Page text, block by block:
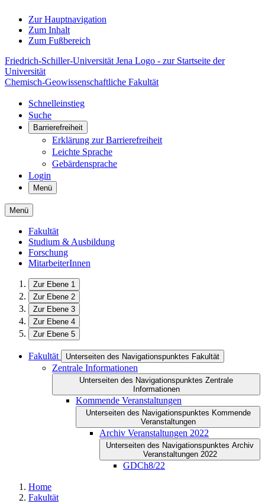
Zur Hauptnavigation
Zum Inhalt
Zum Fußbereich
Friedrich-Schiller-Universität Jena Logo - zur Startseite der
Universität
Chemisch-Geowissenschaftliche Fakultät
Schnelleinstieg
Suche
Barrierefreiheit
Erklärung zur Barrierefreiheit
Leichte Sprache
Gebärdensprache
Login
Menü
Menü
Fakultät
Studium & Ausbildung
Forschung
MitarbeiterInnen
Zur Ebene 1
Zur Ebene 2
Zur Ebene 3
Zur Ebene 4
Zur Ebene 5
Fakultät Unterseiten des Navigationspunktes Fakultät
Zentrale Informationen
Unterseiten des Navigationspunktes Zentrale
Informationen
Kommende Veranstaltungen
Unterseiten des Navigationspunktes Kommende
Veranstaltungen
Archiv Veranstaltungen 2022
Unterseiten des Navigationspunktes Archiv
Veranstaltungen 2022
GDCh8/22
Home
Fakultät